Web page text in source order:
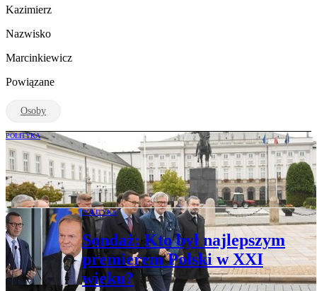
Kazimierz
Nazwisko
Marcinkiewicz
Powiązane
Osoby
POLITYKA
Prof. Karol Karski: Mateusz Morawiecki
nadal jest w PiS
POLITYKA
Sondaż: Kto był najlepszym
premierem Polski w XXI
wieku?